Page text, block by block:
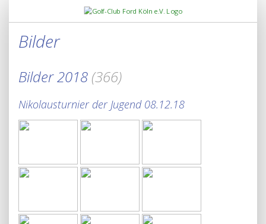
Bilder
Bilder 2018 (366)
Nikolausturnier der Jugend 08.12.18